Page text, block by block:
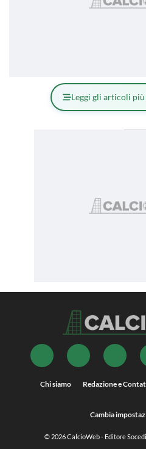
Leggi gli articoli
Chi siamo Redazione e
Cambia
© 2026CalcioWeb- Editore